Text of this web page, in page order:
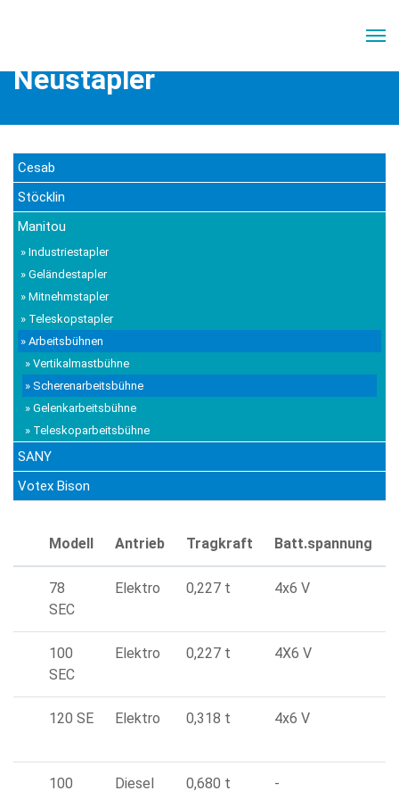
Neustapler
Cesab
Stöcklin
Manitou
» Industriestapler
» Geländestapler
» Mitnehmstapler
» Teleskopstapler
» Arbeitsbühnen
» Vertikalmastbühne
» Scherenarbeitsbühne
» Gelenkarbeitsbühne
» Teleskoparbeitsbühne
SANY
Votex Bison
Modell Antrieb Tragkraft Batt.spannung
78
SEC
Elektro 0,227 t 4x6 V
100
SEC
Elektro 0,227 t 4X6 V
120 SE Elektro 0,318 t 4x6 V
100
Diesel 0,680 t -